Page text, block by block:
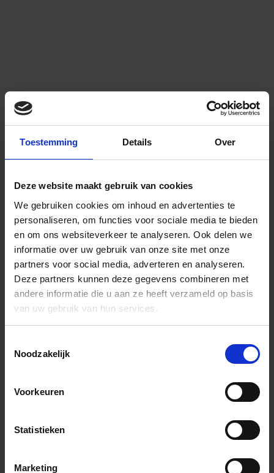
Toestemming Details Over
Deze website maakt gebruik van cookies
We gebruiken cookies om inhoud en advertenties te
personaliseren, om functies voor sociale media te bieden
en om ons websiteverkeer te analyseren. Ook delen we
informatie over uw gebruik van onze site met onze
partners voor social media, adverteren en analyseren.
Deze partners kunnen deze gegevens combineren met
andere informatie die u aan ze heeft verzameld op basis
van uw gebruik van hun services.
Noodzakelijk
Voorkeuren
Statistieken
Marketing